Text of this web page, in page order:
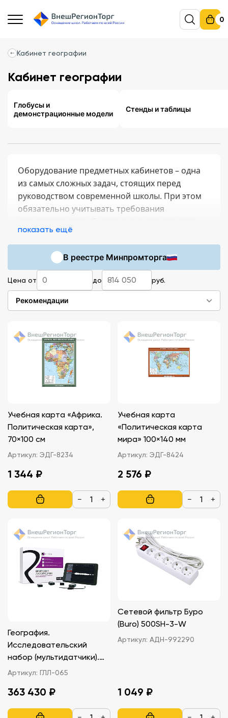
0
Кабинет географии
Кабинет географии
Глобусы и
демонстрационные модели
Стенды и таблицы
Оборудование предметных кабинетов – одна
из самых сложных задач, стоящих перед
руководством современной школы. При этом
обязательно учитывать требования
возраста и другие факторы. Купить все
необходимое, чтобы обустроить кабинет
географии, можно в интернет-магазине
«ВнешРегионТорг»
показать ещё
В реестре Минпромторга
Цена от до руб.
Рекомендации
Учебная карта «Африка.
Политическая карта»,
70×100 см
Артикул: ЭДГ-8234
1 344 ₽
− +
Учебная карта
«Политическая карта
мира» 100×140 мм
Артикул: ЭДГ-8424
2 576 ₽
− +
География.
Исследовательский
набор (мультидатчики).
Релеон Точка Releon Piont
Артикул: ГЛЛ-065
363 430 ₽
Сетевой фильтр Буро
(Buro) 500SH-3-W
Артикул: АДН-992290
1 049 ₽